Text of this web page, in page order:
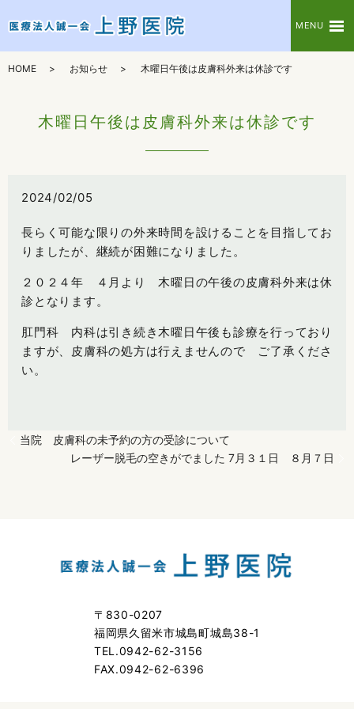
MENU
HOME お知らせ 木曜日午後は皮膚科外来は休診です
木曜日午後は皮膚科外来は休診です
2024/02/05
長らく可能な限りの外来時間を設けることを目指してお
りましたが、継続が困難になりました。
２０２４年 ４月より 木曜日の午後の皮膚科外来は休
診となります。
肛門科 内科は引き続き木曜日午後も診療を行っており
ますが、皮膚科の処方は行えませんので ご了承くださ
い。
当院 皮膚科の未予約の方の受診について
レーザー脱毛の空きがでました 7月３１日 ８月７日
〒830-0207
福岡県久留米市城島町城島38-1
TEL.0942-62-3156
FAX.0942-62-6396